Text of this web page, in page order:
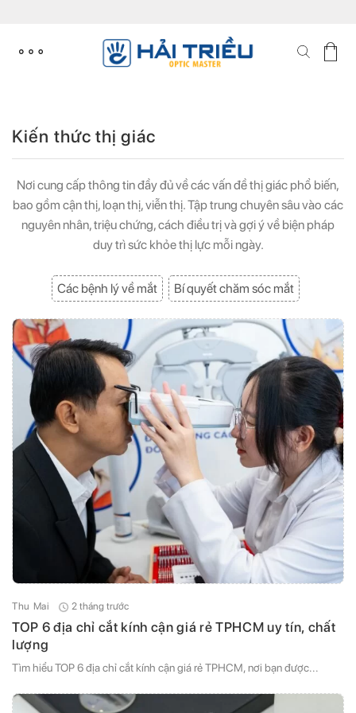
content
Kiến thức thị giác
Nơi cung cấp thông tin đầy đủ về các vấn đề thị giác phổ biến,
bao gồm cận thị, loạn thị, viễn thị. Tập trung chuyên sâu vào các
nguyên nhân, triệu chứng, cách điều trị và gợi ý về biện pháp
duy trì sức khỏe thị lực mỗi ngày.
Các bệnh lý về mắt Bí quyết chăm sóc mắt
Thu Mai 2 tháng trước
TOP 6 địa chỉ cắt kính cận giá rẻ TPHCM uy tín, chất
lượng
Tìm hiểu TOP 6 địa chỉ cắt kính cận giá rẻ TPHCM, nơi bạn được...